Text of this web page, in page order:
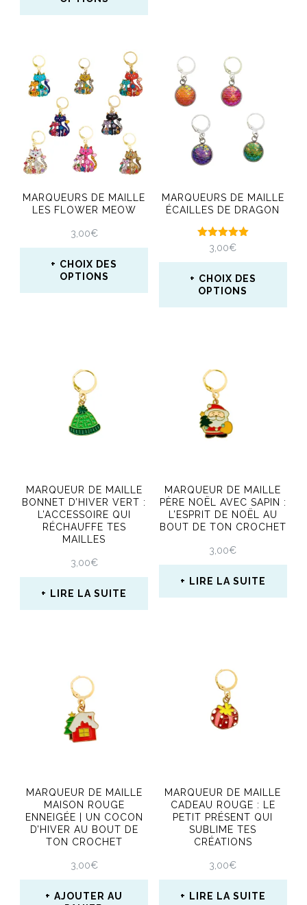
produit
produit
a
plusieurs
variations.
Les
options
être
choisies
sur
la
page
plusieurs
variations.
Les
options
peuvent
choisies
sur
la
page
du
produit
MARQUEURS DE MAILLE
LES FLOWER MEOW
3,00€
CHOIX DES
OPTIONS
plusieurs
variations.
Les
options
être
choisies
sur
page
du
MARQUEURS DE MAILLE
ÉCAILLES DE DRAGON
Note
5.00
sur 5
3,00€
CHOIX DES
OPTIONS
plusieurs
variations.
Les
être
choisies
sur
la
page
MARQUEUR DE MAILLE
BONNET D’HIVER VERT :
L’ACCESSOIRE QUI
RÉCHAUFFE TES
MAILLES
3,00€
LIRE LA SUITE
MARQUEUR DE MAILLE
PÈRE NOËL AVEC SAPIN :
L’ESPRIT DE NOËL AU
BOUT DE TON CROCHET
3,00€
LIRE LA SUITE
MARQUEUR DE MAILLE
MAISON ROUGE
ENNEIGÉE | UN COCON
D’HIVER AU BOUT DE
TON CROCHET
3,00€
AJOUTER AU
MARQUEUR DE MAILLE
CADEAU ROUGE : LE
PETIT PRÉSENT QUI
SUBLIME TES
CRÉATIONS
3,00€
LIRE LA SUITE